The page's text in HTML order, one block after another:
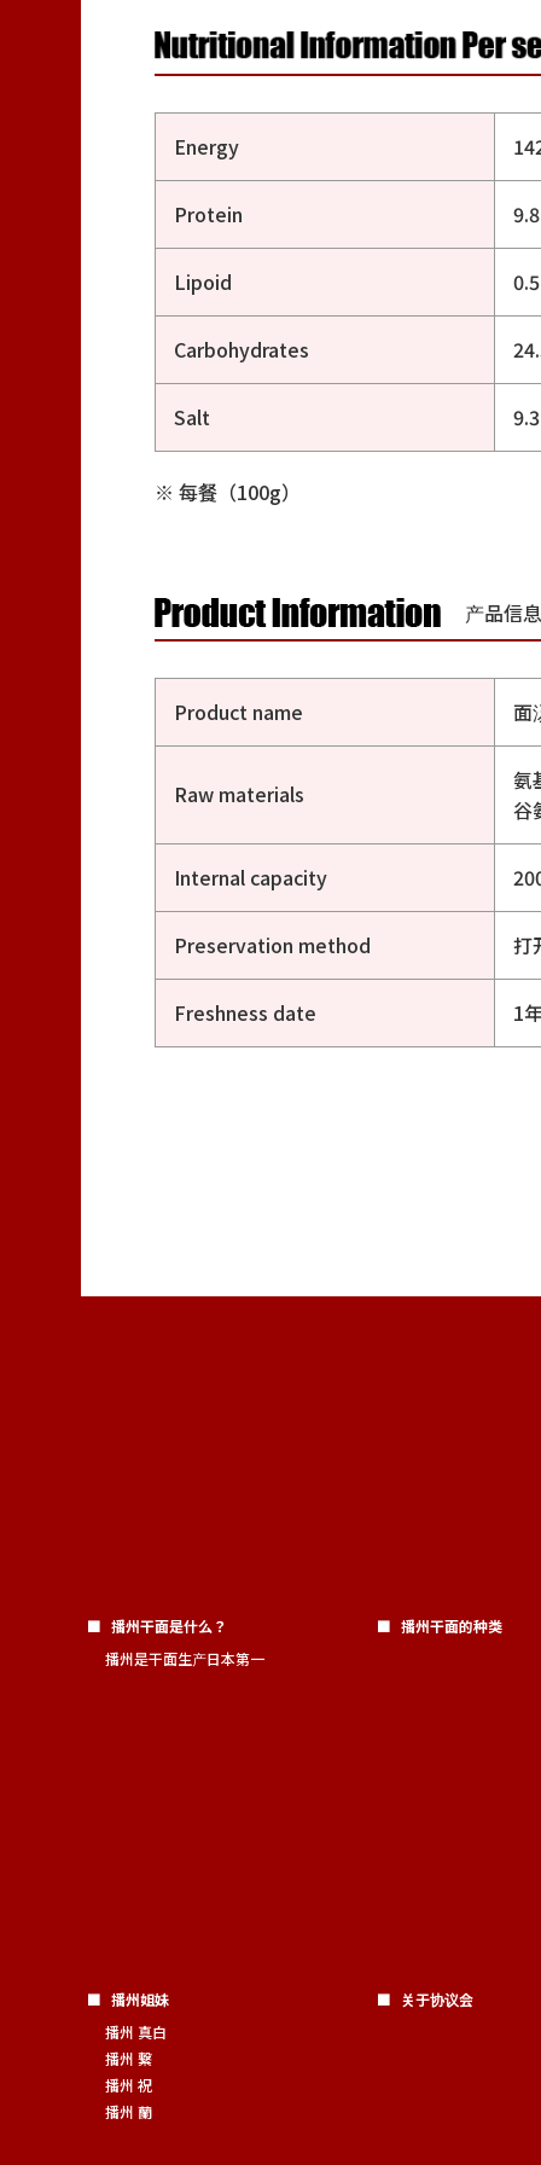
Energy
Protein
Lipoid
Carbohydrates
Salt
每餐（100g）
产品信息
Product name 面
Raw materials
氨
谷
Internal capacity
Preservation method 打
Freshness date 1
播州干面是什么？
播州是干面生产日本第一
播州干面的种类
播州姐妹
播州 真白
播州 繋
播州 祝
播州 蘭
关于协议会